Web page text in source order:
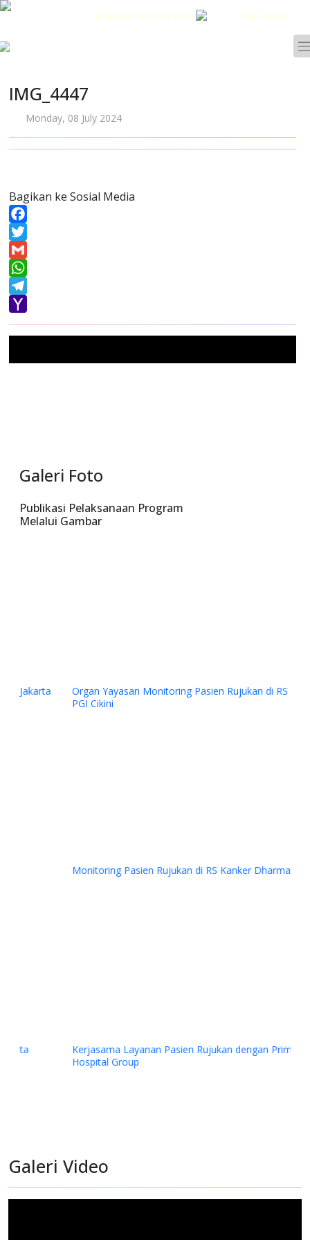
Pengelola Dana Kemitraan Pilih Bahasa :
IMG_4447
Monday, 08 July 2024
Bagikan ke Sosial Media
Facebook
Twitter
Gmail
WhatsApp
Telegram
Yahoo
Mail
Galeri Foto
Publikasi Pelaksanaan Program
Melalui Gambar
Organ Yayasan Monitoring Pasien Rujukan di RS Primaya
Monitoring Pasien Rujukan di RS Kanker Dharmais Jakarta
Kerjasama Layanan Pasien Rujukan dengan Primaya
Hospital Group
Galeri Video